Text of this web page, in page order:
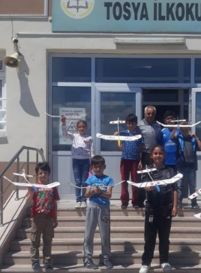
Festivalin şehri güzelleştirdiğini ifade
“Salonda yer bulamıyoruz.
Festival zevkli ve eğlenceli geçiyor.”
Festival, yarın yapılacak 4 film
erecek.